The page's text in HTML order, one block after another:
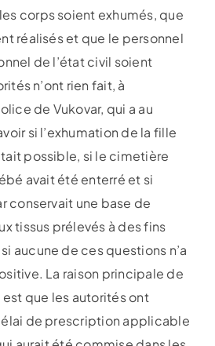
corps soient exhumés, que
réalisés et que le personnel
de l’état civil soient
n’ont rien fait, à
de Vukovar, qui a au
si l’exhumation de la fille
possible, si le cimetière
avait été enterré et si
conservait une base de
tissus prélevés à des fins
aucune de ces questions n’a
La raison principale de
que les autorités ont
de prescription applicable